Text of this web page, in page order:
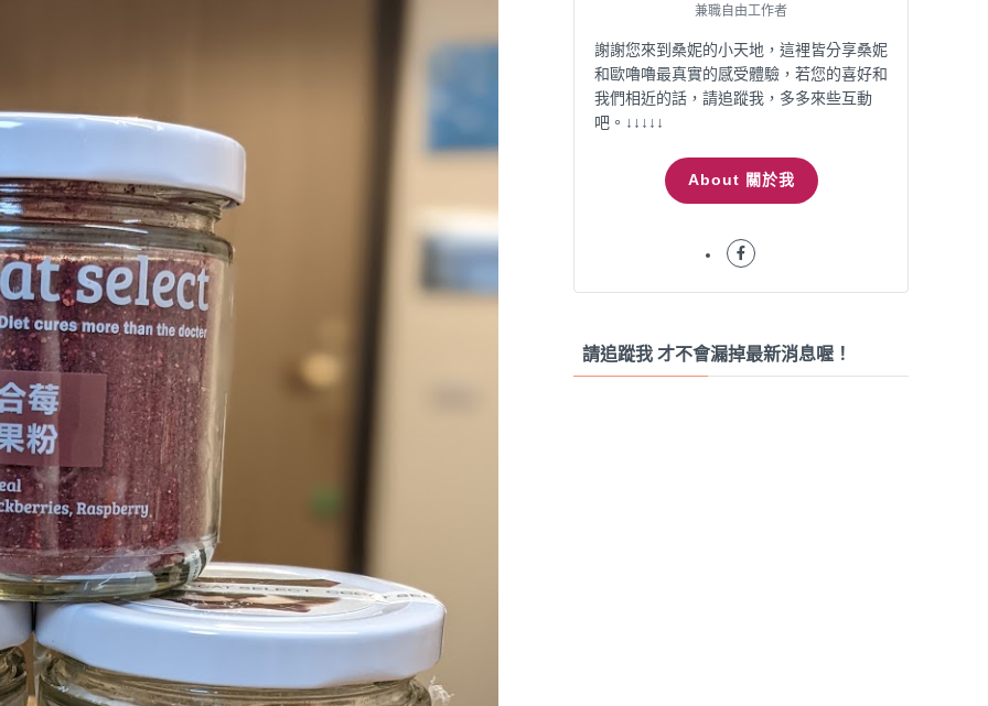
兼職自由工作者
謝謝您來到桑妮的小天地，這裡皆分享桑妮
和歐嚕嚕最真實的感受體驗，若您的喜好和
我們相近的話，請追蹤我，多多來些互動
吧。↓↓↓↓↓
About 關於我
請追蹤我 才不會漏掉最新消息喔！